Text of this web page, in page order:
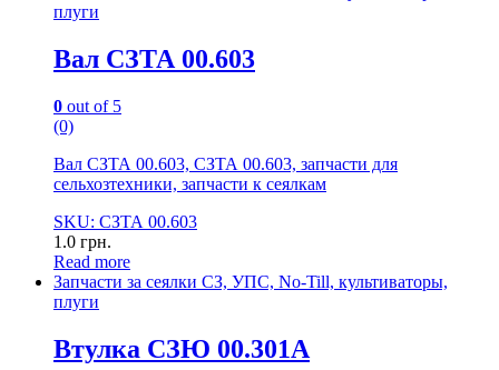
плуги
Вал СЗТА 00.603
0 out of 5
(0)
Вал СЗТА 00.603, СЗТА 00.603, запчасти для
сельхозтехники, запчасти к сеялкам
SKU: СЗТА 00.603
1.0 грн.
Read more
Запчасти за сеялки СЗ, УПС, No-Till, культиваторы,
плуги
Втулка СЗЮ 00.301А